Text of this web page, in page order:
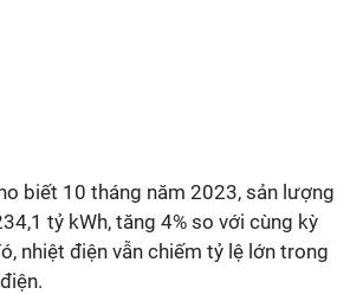
biết 10 tháng năm 2023, sản lượng
tỷ kWh, tăng 4% so với cùng kỳ
nhiệt điện vẫn chiếm tỷ lệ lớn trong